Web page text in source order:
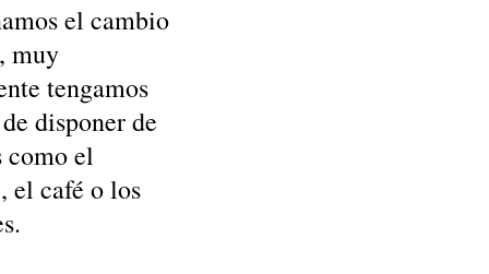
el cambio
muy
tengamos
disponer de
como el
el café o los